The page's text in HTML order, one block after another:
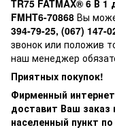
TR75 FATMAX® 6 В 1
FMHT6-70868 Вы
394-79-25, (067) 147-
звонок или положив
наш менеджер
Приятных покупок!
Фирменный
доставит Ваш заказ
населенный пункт по